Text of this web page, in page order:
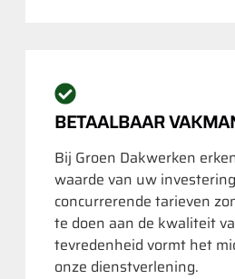
BETAALBAAR
Bij Groen Dakwerken
waarde van uw
concurrerende tarieven
te doen aan de kwaliteit
tevredenheid vormt het
onze dienstverlening.